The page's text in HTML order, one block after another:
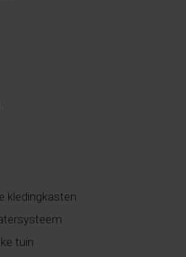
kledingkasten
tuin